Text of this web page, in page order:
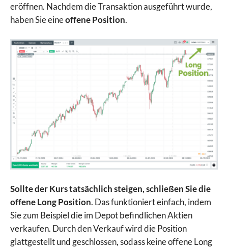
eröffnen. Nachdem die Transaktion ausgeführt wurde,
haben Sie eineoffene Position.
Sollte der Kurs tatsächlich steigen, schließen Sie die
offene Long Position. Das funktioniert einfach, indem
Sie zum Beispiel die im Depot befindlichen Aktien
verkaufen. Durch den Verkauf wird die Position
glattgestellt und geschlossen, sodass keine offene Long